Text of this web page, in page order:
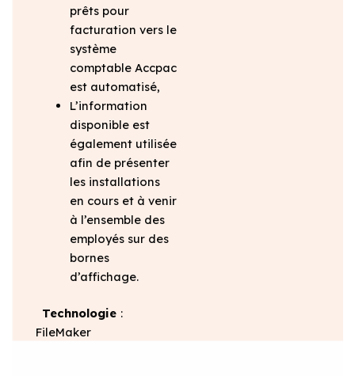
prêts pour
facturation vers le
système
comptable Accpac
est automatisé,
L’information
disponible est
également utilisée
afin de présenter
les installations
en cours et à venir
à l’ensemble des
employés sur des
bornes
d’affichage.
Technologie :
FileMaker